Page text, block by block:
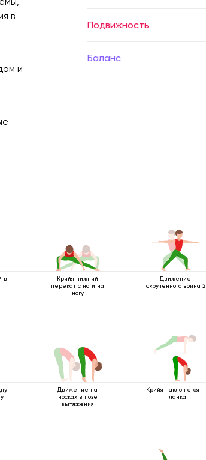
в
и
Подвижность
Баланс
в
Крийя нижний
перекат с ноги на
ногу
Движение
скрученного воина 2
Движение на
носках в позе
вытяжения
Крийя наклон стоя –
планка